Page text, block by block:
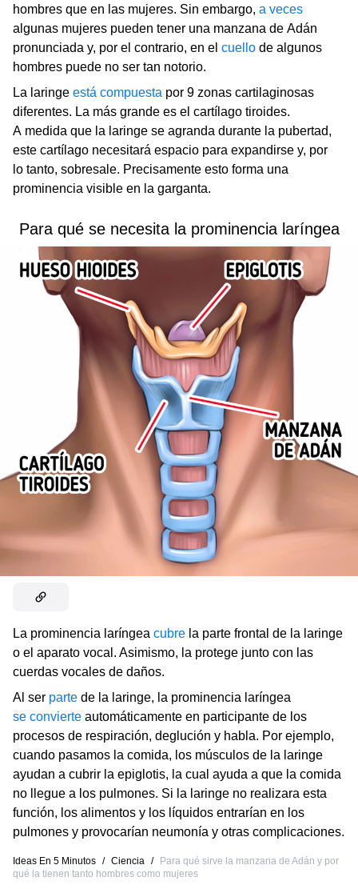
hombres que en las mujeres. Sin embargo, a veces
algunas mujeres pueden tener una manzana de Adán
pronunciada y, por el contrario, en el cuello de algunos
hombres puede no ser tan notorio.
La laringe está compuesta por 9 zonas cartilaginosas
diferentes. La más grande es el cartílago tiroides.
A medida que la laringe se agranda durante la pubertad,
este cartílago necesitará espacio para expandirse y, por
lo tanto, sobresale. Precisamente esto forma una
prominencia visible en la garganta.
Para qué se necesita la prominencia laríngea
La prominencia laríngea cubre la parte frontal de la laringe
o el aparato vocal. Asimismo, la protege junto con las
cuerdas vocales de daños.
Al ser parte de la laringe, la prominencia laríngea
se convierte automáticamente en participante de los
procesos de respiración, deglución y habla. Por ejemplo,
cuando pasamos la comida, los músculos de la laringe
ayudan a cubrir la epiglotis, la cual ayuda a que la comida
no llegue a los pulmones. Si la laringe no realizara esta
función, los alimentos y los líquidos entrarían en los
pulmones y provocarían neumonía y otras complicaciones.
Ideas En 5 Minutos / Ciencia /
Para qué sirve la manzana de Adán y por
qué la tienen tanto hombres como mujeres